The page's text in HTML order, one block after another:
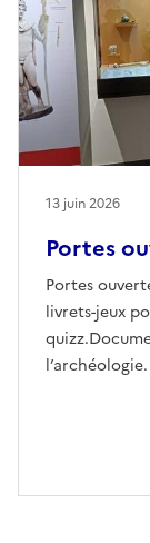
Portes
Portes
livrets-jeux
l’archéologie.
13 juin 2026